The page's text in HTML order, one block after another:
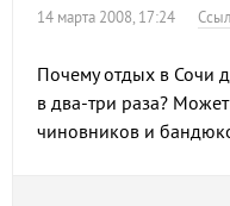
14 марта 2008, 17:24
Почему отдых в Сочи
в два-три раза? Может
чиновников и